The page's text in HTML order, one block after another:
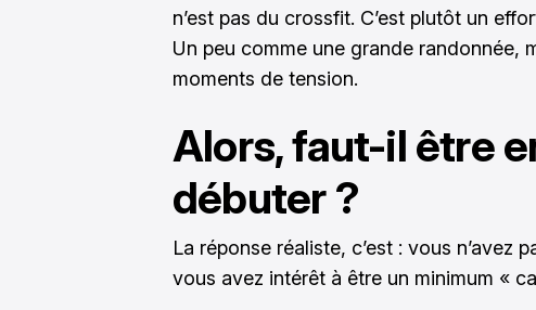
n’est pas du crossfit. C’est plutôt un
Un peu comme une grande randonnée,
moments de tension.
Alors, faut-il être
débuter ?
La réponse réaliste, c’est : vous n’avez
vous avez intérêt à être un minimum «